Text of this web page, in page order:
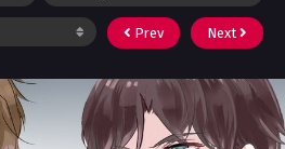
Prev Next